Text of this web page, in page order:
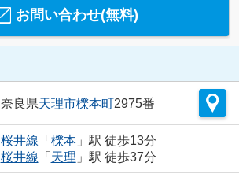
お問い合わせ(無料)
奈良県天理市櫟本町2975番
桜井線 「 櫟本」駅 徒歩13分
桜井線 「 天理 」駅 徒歩37分